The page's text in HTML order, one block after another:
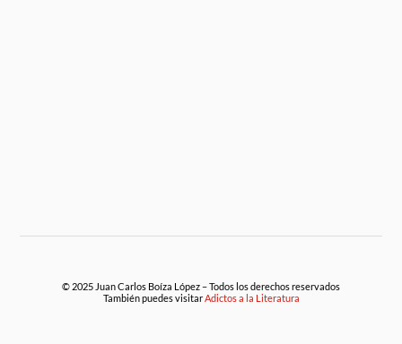
© 2025 Juan Carlos Boíza López – Todos los derechos reservados
También puedes visitarAdictos a la Literatura